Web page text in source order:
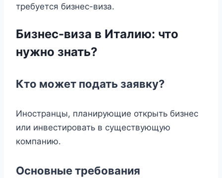
требуется бизнес-виза.
Бизнес-виза в Италию: что
нужно знать?
Кто может подать заявку?
Иностранцы, планирующие открыть бизнес
или инвестировать в существующую
компанию.
Основные требования